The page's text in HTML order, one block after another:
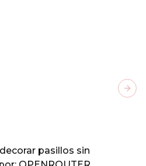
pasillos sin